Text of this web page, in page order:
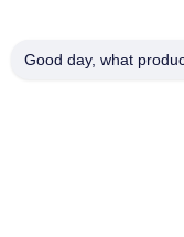
Διεύθυνση: Οδός
Ηλεκτρονικό:
Good day, what